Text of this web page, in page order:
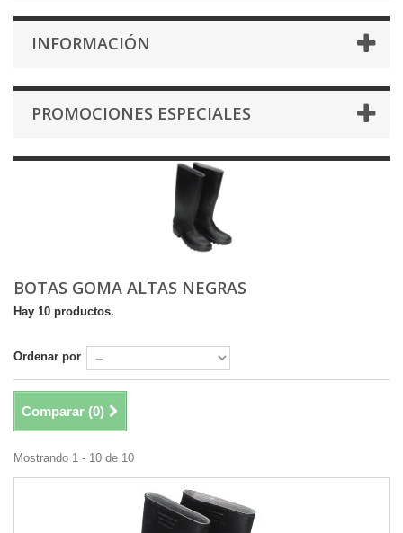
INFORMACIÓN
PROMOCIONES ESPECIALES
BOTAS GOMA ALTAS NEGRAS
Hay 10 productos.
Ordenar por
Comparar (0)
Mostrando 1 - 10 de 10